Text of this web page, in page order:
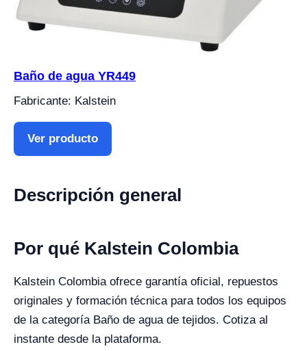
Baño de agua YR449
Fabricante: Kalstein
Ver producto
Descripción general
Por qué Kalstein Colombia
Kalstein Colombia ofrece garantía oficial, repuestos
originales y formación técnica para todos los equipos
de la categoría Baño de agua de tejidos. Cotiza al
instante desde la plataforma.